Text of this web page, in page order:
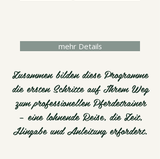
mehr Details
Zusammen bilden diese Programme
die ersten Schritte auf Ihrem Weg
zum professionellen Pferdetrainer
– eine lohnende Reise, die Zeit,
Hingabe und Anleitung erfordert.